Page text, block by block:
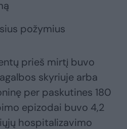
požymius
prieš mirtį buvo
skyriuje arba
per paskutines 180
epizodai buvo 4,2
hospitalizavimo